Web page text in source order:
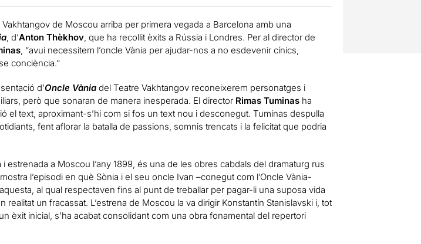
de Moscou arriba per primera vegada a Barcelona amb una
, d’Anton Thèkhov, que ha recollit èxits a Rússia i Londres. Per al director de
, “avui necessitem l’oncle Vània per ajudar-nos a no esdevenir cínics,
conciència.”
d’Oncle Vàniadel Teatre Vakhtangov reconeixerem personatges i
però que sonaran de manera inesperada. El directorRimas Tuminasha
el text, aproximant-s’hi com si fos un text nou i desconegut. Tuminas despulla
fent aflorar la batalla de passions, somnis trencats i la felicitat que podria
i estrenada a Moscou l’any 1899, és una de les obres cabdals del dramaturg rus
mostra l’episodi en què Sònia i el seu oncle Ivan –conegut com l’Oncle Vània-
al qual respectaven fins al punt de treballar per pagar-li una suposa vida
realitat un fracassat. L’estrena de Moscou la va dirigir Konstantín Stanislavski i, tot
èxit inicial, s’ha acabat consolidant com una obra fonamental del repertori